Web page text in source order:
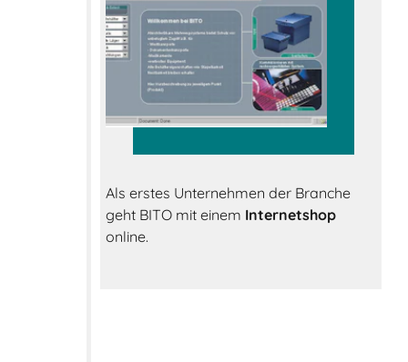
Als erstes Unternehmen der Branche
geht BITO mit einem Internetshop
online.